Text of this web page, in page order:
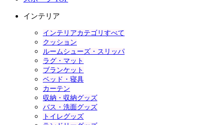
インテリア
インテリアカテゴリすべて
クッション
ルームシューズ・スリッパ
ラグ・マット
ブランケット
ベッド・寝具
カーテン
収納・収納グッズ
バス・洗面グッズ
トイレグッズ